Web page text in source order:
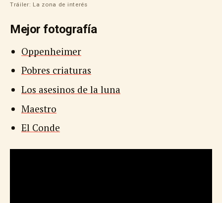
Tráiler: La zona de interés
Mejor fotografía
Oppenheimer
Pobres criaturas
Los asesinos de la luna
Maestro
El Conde